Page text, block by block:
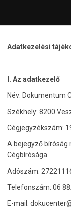
Adatkezelési
I. Az adatkezelő
Név: Dokumentum
Székhely: 8200
Cégjegyzékszám:
A bejegyző bíróság
Cégbírósága
Adószám:
Telefonszám: 06
E-mail: